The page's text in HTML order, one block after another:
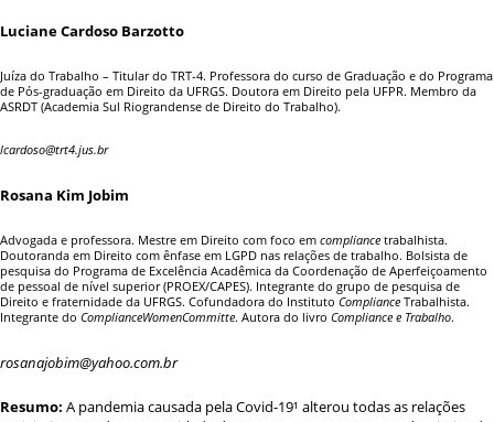
Luciane Cardoso Barzotto
Juíza do Trabalho – Titular do TRT-4. Professora do curso de Graduação e do Programa
de Pós-graduação em Direito da UFRGS. Doutora em Direito pela UFPR. Membro da
ASRDT (Academia Sul Riograndense de Direito do Trabalho).
lcardoso@trt4.jus.br
Rosana Kim Jobim
Advogada e professora. Mestre em Direito com foco em compliance trabalhista.
Doutoranda em Direito com ênfase em LGPD nas relações de trabalho. Bolsista de
pesquisa do Programa de Excelência Acadêmica da Coordenação de Aperfeiçoamento
de pessoal de nível superior (PROEX/CAPES). Integrante do grupo de pesquisa de
Direito e fraternidade da UFRGS. Cofundadora do Instituto Compliance Trabalhista.
Integrante do ComplianceWomenCommitte. Autora do livro Compliance e Trabalho.
rosanajobim@yahoo.com.br
Resumo: A pandemia causada pela Covid-19¹ alterou todas as relações